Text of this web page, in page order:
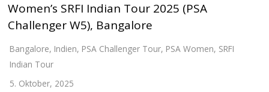
Women’s SRFI Indian Tour 2025 (PSA
Challenger W5), Bangalore
Bangalore, Indien, PSA Challenger Tour, PSA Women, SRFI
Indian Tour
5. Oktober, 2025